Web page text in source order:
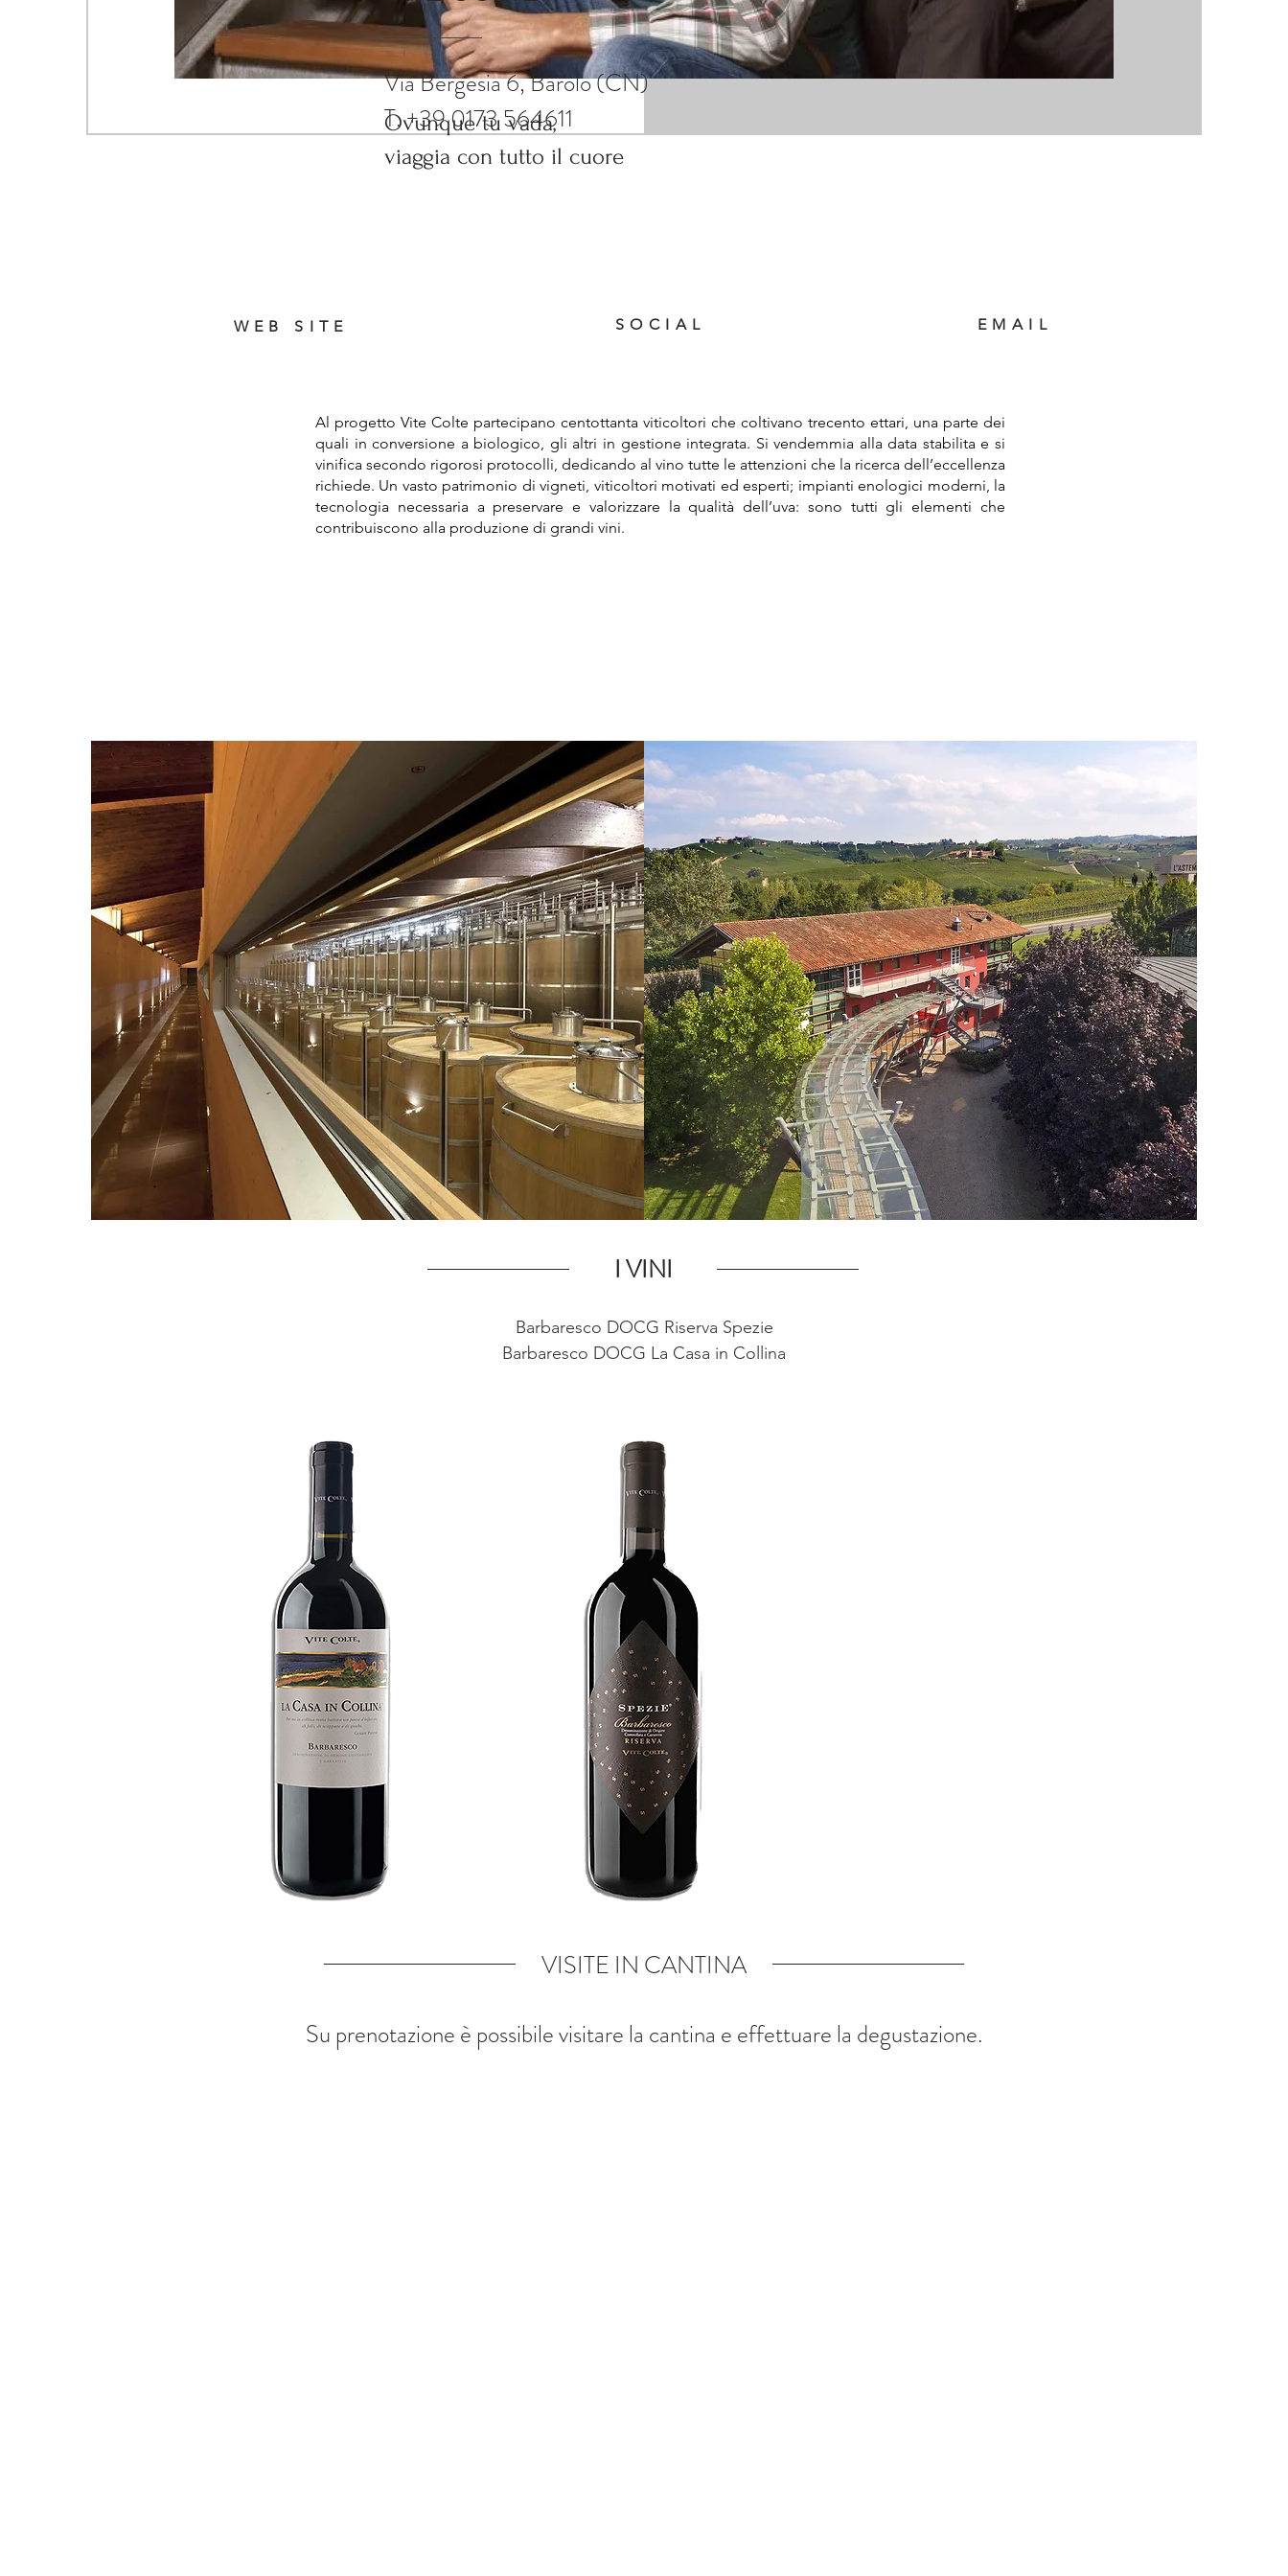
viaggia con tutto il cuore
Ovunque tu vada,
viaggia con tutto il cuore
Via Bergesia 6, Barolo (CN)
T. +39 0173 564611
WEB SITE SOCIAL EMAIL
Al progetto Vite Colte partecipano centottanta viticoltori che coltivano trecento ettari, una parte dei
quali in conversione a biologico, gli altri in gestione integrata. Si vendemmia alla data stabilita e si
vinifica secondo rigorosi protocolli, dedicando al vino tutte le attenzioni che la ricerca dell’eccellenza
richiede. Un vasto patrimonio di vigneti, viticoltori motivati ed esperti; impianti enologici moderni, la
tecnologia necessaria a preservare e valorizzare la qualità dell’uva: sono tutti gli elementi che
contribuiscono alla produzione di grandi vini.
I VINI
Barbaresco DOCG Riserva Spezie
Barbaresco DOCG La Casa in Collina
VISITE IN CANTINA
Su prenotazione è possibile visitare la cantina e effettuare la degustazione.